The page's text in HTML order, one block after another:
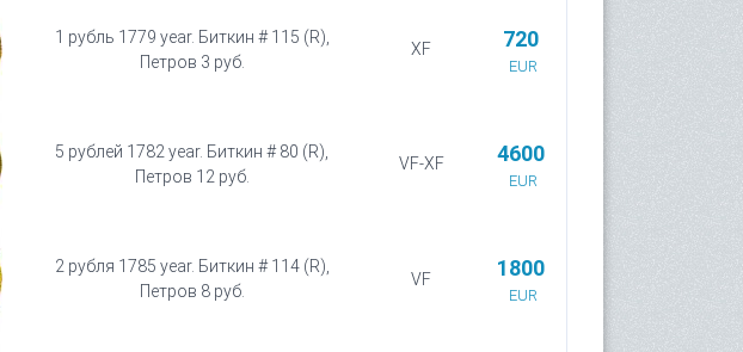
1 рубль 1779 year. Биткин # 115 (R),
Петров 3 руб.
XF 720
EUR
5 рублей 1782 year. Биткин # 80 (R),
Петров 12 руб.
VF-XF 4600
EUR
2 рубля 1785 year. Биткин # 114 (R),
Петров 8 руб.
VF 1800
EUR